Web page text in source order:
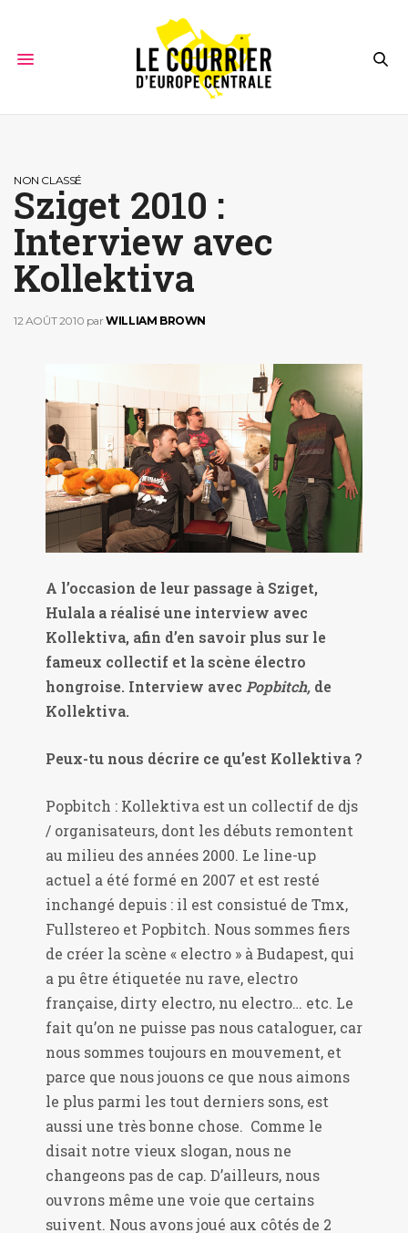
NON CLASSÉ
Sziget 2010 :
Interview avec
Kollektiva
12 AOÛT 2010 parWILLIAM BROWN
A l’occasion de leur passage à Sziget,
Hulala a réalisé une interview avec
Kollektiva, afin d’en savoir plus sur le
fameux collectif et la scène électro
hongroise. Interview avec Popbitch, de
Kollektiva.
Peux-tu nous décrire ce qu’est Kollektiva ?
Popbitch : Kollektiva est un collectif de djs
/ organisateurs, dont les débuts remontent
au milieu des années 2000. Le line-up
actuel a été formé en 2007 et est resté
inchangé depuis : il est consistué de Tmx,
Fullstereo et Popbitch. Nous sommes fiers
de créer la scène « electro » à Budapest, qui
a pu être étiquetée nu rave, electro
française, dirty electro, nu electro… etc. Le
fait qu’on ne puisse pas nous cataloguer, car
nous sommes toujours en mouvement, et
parce que nous jouons ce que nous aimons
le plus parmi les tout derniers sons, est
aussi une très bonne chose. Comme le
disait notre vieux slogan, nous ne
changeons pas de cap. D’ailleurs, nous
ouvrons même une voie que certains
suivent. Nous avons joué aux côtés de 2